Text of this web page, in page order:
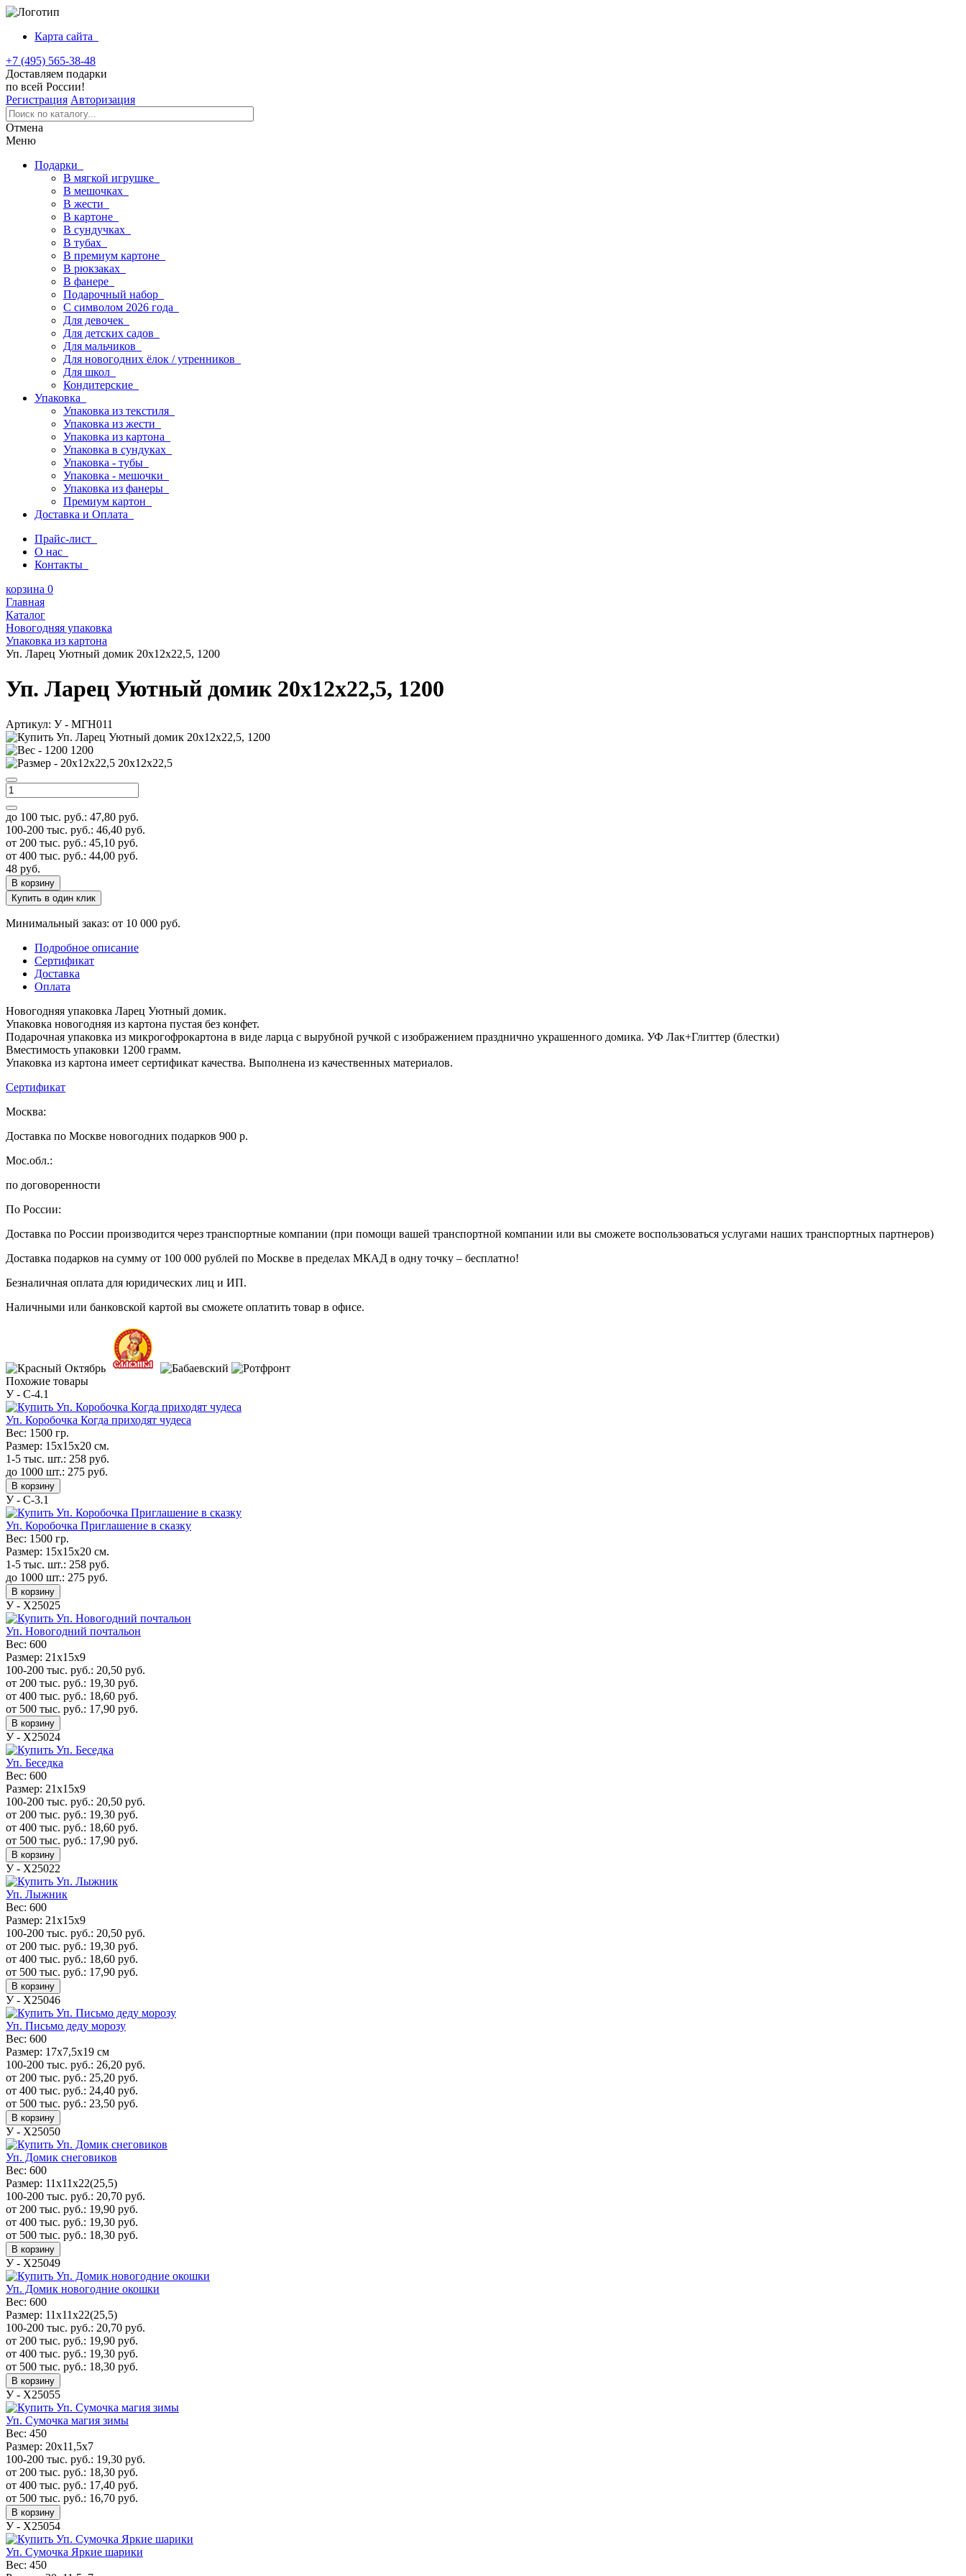
Карта сайта
+7 (495) 565-38-48
Доставляем подарки
по всей России!
Регистрация Авторизация
Отмена
Меню
Подарки
В мягкой игрушке
В мешочках
В жести
В картоне
В сундучках
В тубах
В премиум картоне
В рюкзаках
В фанере
Подарочный набор
С символом 2026 года
Для девочек
Для детских садов
Для мальчиков
Для новогодних ёлок / утренников
Для школ
Кондитерские
Упаковка
Упаковка из текстиля
Упаковка из жести
Упаковка из картона
Упаковка в сундуках
Упаковка - тубы
Упаковка - мешочки
Упаковка из фанеры
Премиум картон
Доставка и Оплата
Прайс-лист
О нас
Контакты
корзина 0
Главная
Каталог
Новогодняя упаковка
Упаковка из картона
Уп. Ларец Уютный домик 20х12х22,5, 1200
Уп. Ларец Уютный домик 20х12х22,5, 1200
Артикул: У - МГН011
1200
20х12х22,5
до 100 тыс. руб.: 47,80 руб.
100-200 тыс. руб.: 46,40 руб.
от 200 тыс. руб.: 45,10 руб.
от 400 тыс. руб.: 44,00 руб.
48 руб.
В корзину
Купить в один клик
Минимальный заказ: от 10 000 руб.
Подробное описание
Сертификат
Доставка
Оплата
Новогодняя упаковка Ларец Уютный домик.
Упаковка новогодняя из картона пустая без конфет.
Подарочная упаковка из микрогофрокартона в виде ларца с вырубной ручкой с изображением празднично украшенного домика. УФ Лак+Глиттер (блестки)
Вместимость упаковки 1200 грамм.
Упаковка из картона имеет сертификат качества. Выполнена из качественных материалов.
Сертификат
Москва:
Доставка по Москве новогодних подарков 900 р.
Мос.обл.:
по договоренности
По России:
Доставка по России производится через транспортные компании (при помощи вашей транспортной компании или вы сможете воспользоваться услугами наших транспортных партнеров)
Доставка подарков на сумму от 100 000 рублей по Москве в пределах МКАД в одну точку – бесплатно!
Безналичная оплата для юридических лиц и ИП.
Наличными или банковской картой вы сможете оплатить товар в офисе.
Похожие товары
У - C-4.1
Уп. Коробочка Когда приходят чудеса
Вес: 1500 гр.
Размер: 15х15х20 см.
1-5 тыс. шт.: 258 руб.
до 1000 шт.: 275 руб.
В корзину
У - C-3.1
Уп. Коробочка Приглашение в сказку
Вес: 1500 гр.
Размер: 15х15х20 см.
1-5 тыс. шт.: 258 руб.
до 1000 шт.: 275 руб.
В корзину
У - Х25025
Уп. Новогодний почтальон
Вес: 600
Размер: 21х15х9
100-200 тыс. руб.: 20,50 руб.
от 200 тыс. руб.: 19,30 руб.
от 400 тыс. руб.: 18,60 руб.
от 500 тыс. руб.: 17,90 руб.
В корзину
У - Х25024
Уп. Беседка
Вес: 600
Размер: 21х15х9
100-200 тыс. руб.: 20,50 руб.
от 200 тыс. руб.: 19,30 руб.
от 400 тыс. руб.: 18,60 руб.
от 500 тыс. руб.: 17,90 руб.
В корзину
У - Х25022
Уп. Лыжник
Вес: 600
Размер: 21х15х9
100-200 тыс. руб.: 20,50 руб.
от 200 тыс. руб.: 19,30 руб.
от 400 тыс. руб.: 18,60 руб.
от 500 тыс. руб.: 17,90 руб.
В корзину
У - Х25046
Уп. Письмо деду морозу
Вес: 600
Размер: 17x7,5x19 см
100-200 тыс. руб.: 26,20 руб.
от 200 тыс. руб.: 25,20 руб.
от 400 тыс. руб.: 24,40 руб.
от 500 тыс. руб.: 23,50 руб.
В корзину
У - Х25050
Уп. Домик снеговиков
Вес: 600
Размер: 11х11х22(25,5)
100-200 тыс. руб.: 20,70 руб.
от 200 тыс. руб.: 19,90 руб.
от 400 тыс. руб.: 19,30 руб.
от 500 тыс. руб.: 18,30 руб.
В корзину
У - Х25049
Уп. Домик новогодние окошки
Вес: 600
Размер: 11х11х22(25,5)
100-200 тыс. руб.: 20,70 руб.
от 200 тыс. руб.: 19,90 руб.
от 400 тыс. руб.: 19,30 руб.
от 500 тыс. руб.: 18,30 руб.
В корзину
У - Х25055
Уп. Сумочка магия зимы
Вес: 450
Размер: 20x11,5x7
100-200 тыс. руб.: 19,30 руб.
от 200 тыс. руб.: 18,30 руб.
от 400 тыс. руб.: 17,40 руб.
от 500 тыс. руб.: 16,70 руб.
В корзину
У - Х25054
Уп. Сумочка Яркие шарики
Вес: 450